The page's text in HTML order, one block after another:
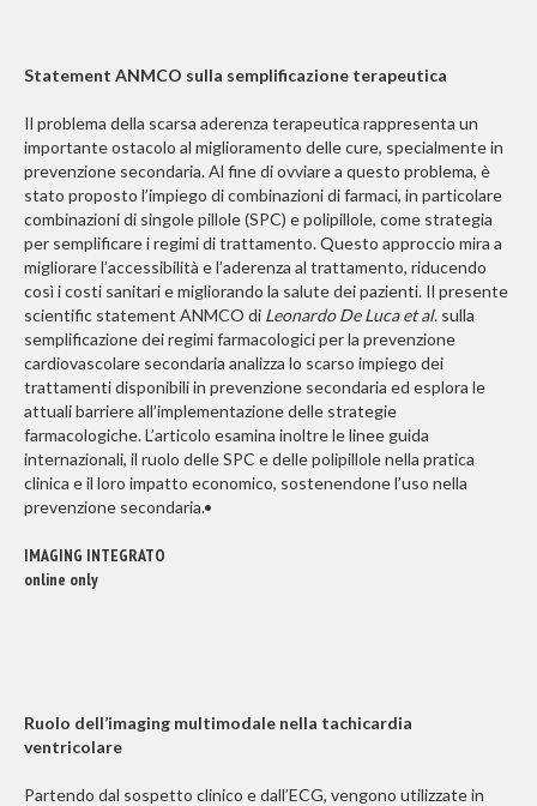
Statement ANMCO sulla semplificazione terapeutica
Il problema della scarsa aderenza terapeutica rappresenta un
importante ostacolo al miglioramento delle cure, specialmente in
prevenzione secondaria. Al fine di ovviare a questo problema, è
stato proposto l’impiego di combinazioni di farmaci, in particolare
combinazioni di singole pillole (SPC) e polipillole, come strategia
per semplificare i regimi di trattamento. Questo approccio mira a
migliorare l’accessibilità e l’aderenza al trattamento, riducendo
così i costi sanitari e migliorando la salute dei pazienti. Il presente
scientific statement ANMCO di Leonardo De Luca et al. sulla
semplificazione dei regimi farmacologici per la prevenzione
cardiovascolare secondaria analizza lo scarso impiego dei
trattamenti disponibili in prevenzione secondaria ed esplora le
attuali barriere all’implementazione delle strategie
farmacologiche. L’articolo esamina inoltre le linee guida
internazionali, il ruolo delle SPC e delle polipillole nella pratica
clinica e il loro impatto economico, sostenendone l’uso nella
prevenzione secondaria.•
IMAGING INTEGRATO
online only
Ruolo dell’imaging multimodale nella tachicardia
ventricolare
Partendo dal sospetto clinico e dall’ECG, vengono utilizzate in